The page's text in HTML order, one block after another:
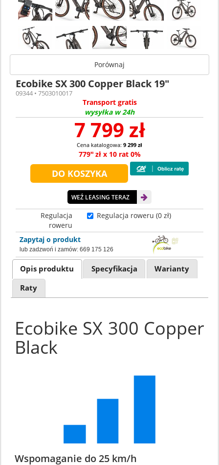
Porównaj
Ecobike SX 300 Copper Black 19"
09344 • 7503010017
Transport gratis
wysyłka w 24h
7 799 zł
Cena katalogowa: 9 299 zł
77990zł x 10 rat 0%
WEŹ LEASING TERAZ
Regulacja
roweru
Regulacja roweru (0 zł)
Zapytaj o produkt
lub zadzwoń i zamów: 669 175 126
Opis produktu Specyfikacja
Warianty
Raty
Ecobike SX 300 Copper
Black
Wspomaganie do 25 km/h